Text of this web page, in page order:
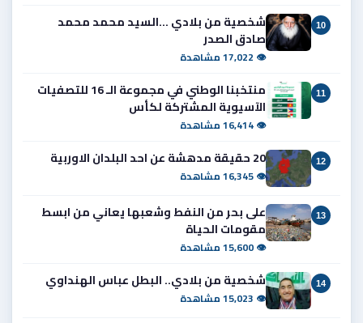
10
شخصية من بلادي ...السيد محمد محمد
صادق الصدر
👁 17,022 مشاهدة
11
منتخبنا الوطني في مجموعة الـ 16 للتصفيات
الآسيوية المشتركة لكأس
👁 16,414 مشاهدة
12 20 حقيقة مدهشة عن احد البلدان الاوربية
👁 16,345 مشاهدة
13
على بحر من النفط وشعبها يعاني من ابسط
مقومات الحياة
👁 15,600 مشاهدة
14 شخصية من بلادي.. البطل عباس الهنداوي
👁 15,023 مشاهدة